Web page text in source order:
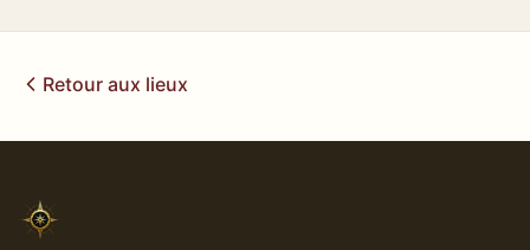
Retour aux lieux